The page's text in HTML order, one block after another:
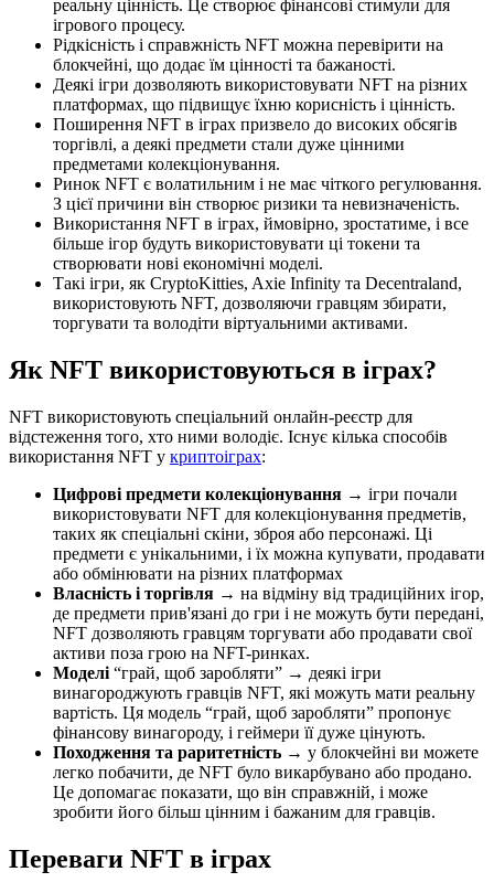
реальну цінність. Це створює фінансові стимули для
ігрового процесу.
Рідкісність і справжність NFT можна перевірити на
блокчейні, що додає їм цінності та бажаності.
Деякі ігри дозволяють використовувати NFT на різних
платформах, що підвищує їхню корисність і цінність.
Поширення NFT в іграх призвело до високих обсягів
торгівлі, а деякі предмети стали дуже цінними
предметами колекціонування.
Ринок NFT є волатильним і не має чіткого регулювання.
З цієї причини він створює ризики та невизначеність.
Використання NFT в іграх, ймовірно, зростатиме, і все
більше ігор будуть використовувати ці токени та
створювати нові економічні моделі.
Такі ігри, як CryptoKitties, Axie Infinity та Decentraland,
використовують NFT, дозволяючи гравцям збирати,
торгувати та володіти віртуальними активами.
Як NFT використовуються в іграх?
NFT використовують спеціальний онлайн-реєстр для
відстеження того, хто ними володіє. Існує кілька способів
використання NFT у криптоіграх:
Цифрові предмети колекціонування → ігри почали
використовувати NFT для колекціонування предметів,
таких як спеціальні скіни, зброя або персонажі. Ці
предмети є унікальними, і їх можна купувати, продавати
або обмінювати на різних платформах
Власність і торгівля → на відміну від традиційних ігор,
де предмети прив'язані до гри і не можуть бути передані,
NFT дозволяють гравцям торгувати або продавати свої
активи поза грою на NFT-ринках.
Моделі “грай, щоб заробляти” → деякі ігри
винагороджують гравців NFT, які можуть мати реальну
вартість. Ця модель “грай, щоб заробляти” пропонує
фінансову винагороду, і геймери її дуже цінують.
Походження та раритетність → у блокчейні ви можете
легко побачити, де NFT було викарбувано або продано.
Це допомагає показати, що він справжній, і може
зробити його більш цінним і бажаним для гравців.
Переваги NFT в іграх